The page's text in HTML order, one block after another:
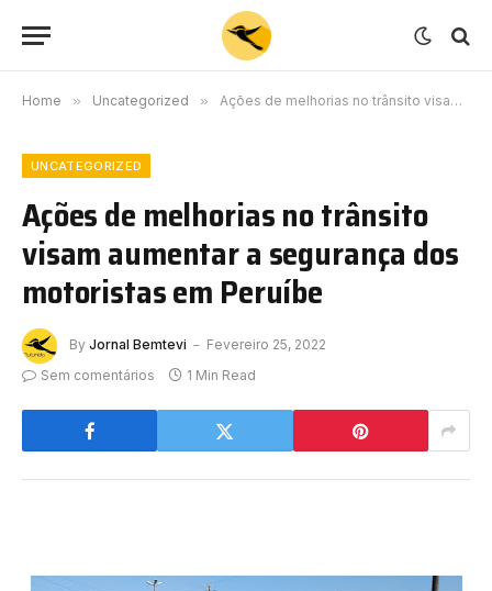
Home » Uncategorized » Ações de melhorias no trânsito visam aumentar a segurança dos motoristas em Peruíbe
UNCATEGORIZED
Ações de melhorias no trânsito
visam aumentar a segurança dos
motoristas em Peruíbe
By Jornal Bemtevi
Fevereiro 25, 2022
Sem comentários
1 Min Read